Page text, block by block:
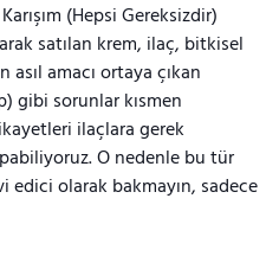
(Hepsi Gereksizdir)
satılan krem, ilaç, bitkisel
asıl amacı ortaya çıkan
gibi sorunlar kısmen
ilaçlara gerek
O nedenle bu tür
edici olarak bakmayın, sadece